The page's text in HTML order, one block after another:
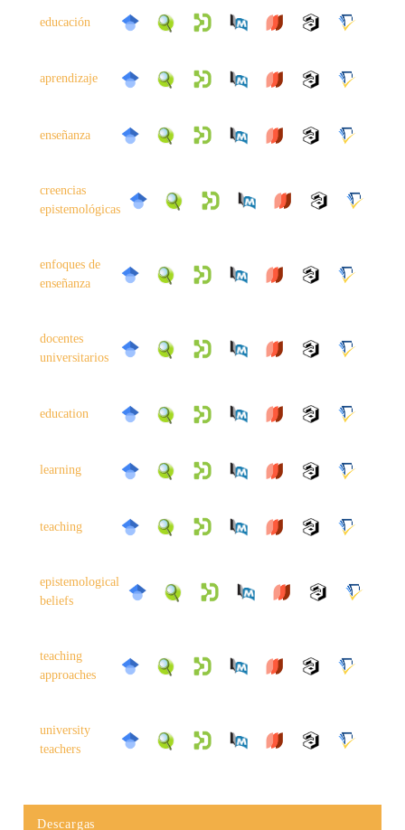
educación
aprendizaje
enseñanza
creencias
epistemológicas
enfoques de
enseñanza
docentes
universitarios
education
learning
teaching
epistemological
beliefs
teaching
approaches
university
teachers
Descargas